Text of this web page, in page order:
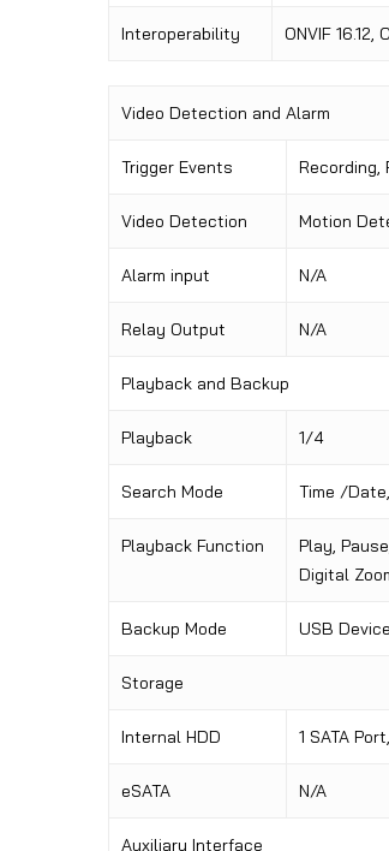
Interoperability ONVIF 16.12,
Video Detection and Alarm
Trigger Events Recording,
Video Detection Motion
Alarm input N/A
Relay Output N/A
Playback and Backup
Playback 1/4
Search Mode Time /
Playback Function
Play,
Digital
Backup Mode USB
Storage
Internal HDD 1 SATA
eSATA N/A
Auxiliary Interface